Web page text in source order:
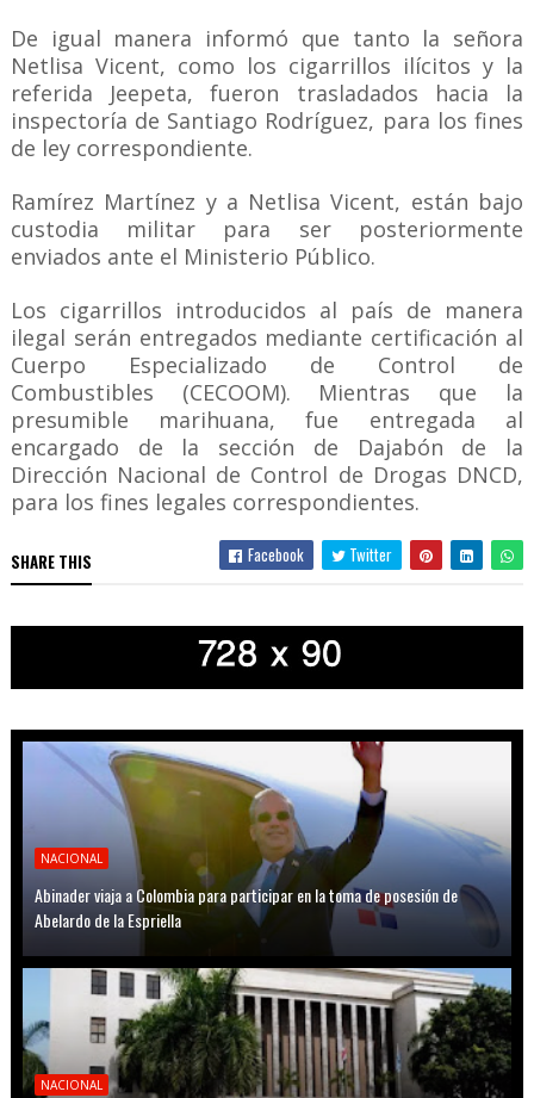
De igual manera informó que tanto la señora
Netlisa Vicent, como los cigarrillos ilícitos y la
referida Jeepeta, fueron trasladados hacia la
inspectoría de Santiago Rodríguez, para los fines
de ley correspondiente.
Ramírez Martínez y a Netlisa Vicent, están bajo
custodia militar para ser posteriormente
enviados ante el Ministerio Público.
Los cigarrillos introducidos al país de manera
ilegal serán entregados mediante certificación al
Cuerpo Especializado de Control de
Combustibles (CECOOM). Mientras que la
presumible marihuana, fue entregada al
encargado de la sección de Dajabón de la
Dirección Nacional de Control de Drogas DNCD,
para los fines legales correspondientes.
SHARE THIS Facebook Twitter
NACIONAL
Abinader viaja a Colombia para participar en la toma de posesión de
Abelardo de la Espriella
NACIONAL